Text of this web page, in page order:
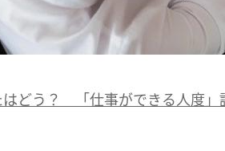
はどう？ 「仕事ができる人度」